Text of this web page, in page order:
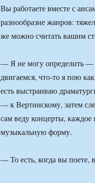
Вы работаете вместе с
разнообразие жанров:
же можно считать вашим
— Я не могу определить —
двигаемся, что-то я пою
есть выстраиваю
— к Вертинскому, затем
сам веду концерты,
музыкальную форму.
— То есть, когда вы поете,